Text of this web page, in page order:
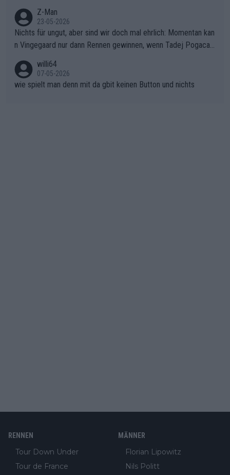
onkurrentin die "zweite Luft" schenkt, ist der Schaden am Ber
g kaum noch zu reparieren.Vor uns liegt nun das große Finale R
ichtung Nizza. Niewiadoma hat psychologisch Oberwasser, ab
er SD Worx und Vollering müssen jetzt All-In gehen. (gregman
n)
Z-Man
23-05-2026
Nichts für ungut, aber sind wir doch mal ehrlich: Momentan kan
n Vingegaard nur dann Rennen gewinnen, wenn Tadej Pogacar
willi64
07-05-2026
wie spielt man denn mit da gbit keinen Button und nichts
RENNEN
Tour Down Under
Tour de France
MÄNNER
Florian Lipowitz
Nils Politt